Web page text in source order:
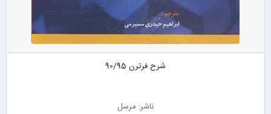
شرح فرترن 90/95
ناشر: مرسل